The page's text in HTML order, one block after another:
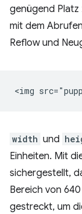
genügend
mit dem
Reflow und
width und
Einheiten. Mit
sichergestellt,
Bereich von
gestreckt, um